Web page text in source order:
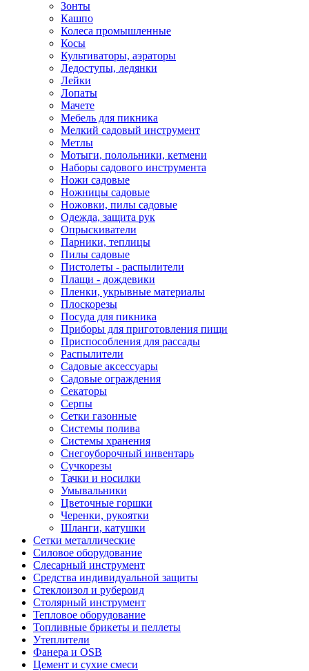
Зонты
Кашпо
Колеса промышленные
Косы
Культиваторы, аэраторы
Ледоступы, ледянки
Лейки
Лопаты
Мачете
Мебель для пикника
Мелкий садовый инструмент
Метлы
Мотыги, полольники, кетмени
Наборы садового инструмента
Ножи садовые
Ножницы садовые
Ножовки, пилы садовые
Одежда, защита рук
Опрыскиватели
Парники, теплицы
Пилы садовые
Пистолеты - распылители
Плащи - дождевики
Пленки, укрывные материалы
Плоскорезы
Посуда для пикника
Приборы для приготовления пищи
Приспособления для рассады
Распылители
Садовые аксессуары
Садовые ограждения
Секаторы
Серпы
Сетки газонные
Системы полива
Системы хранения
Снегоуборочный инвентарь
Сучкорезы
Тачки и носилки
Умывальники
Цветочные горшки
Черенки, рукоятки
Шланги, катушки
Сетки металлические
Силовое оборудование
Слесарный инструмент
Средства индивидуальной защиты
Стеклоизол и рубероид
Столярный инструмент
Тепловое оборудование
Топливные брикеты и пеллеты
Утеплители
Фанера и OSB
Цемент и сухие смеси